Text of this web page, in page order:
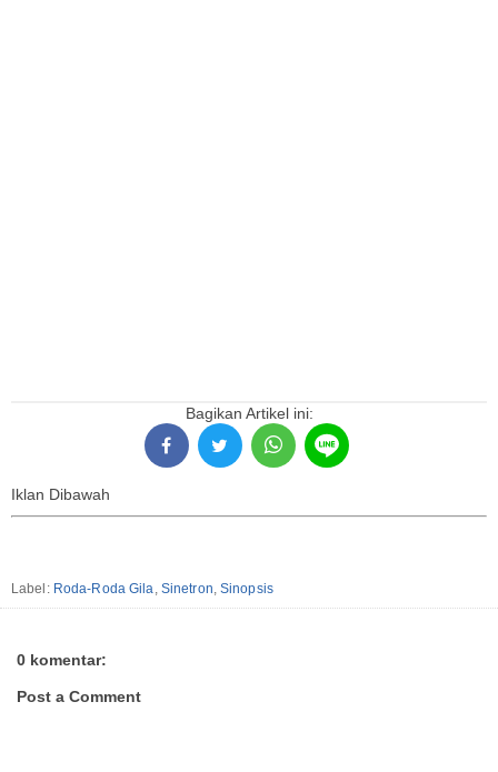
Bagikan Artikel ini:
Iklan Dibawah
Label: Roda-Roda Gila, Sinetron, Sinopsis
0 komentar:
Post a Comment